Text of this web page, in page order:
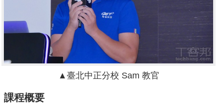
▲臺北中正分校 Sam 教官
課程概要